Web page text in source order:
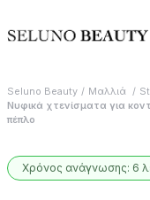
Seluno Beauty Μαλλιά
Νυφικά χτενίσματα για
πέπλο
Χρόνος ανάγνωσης: 6